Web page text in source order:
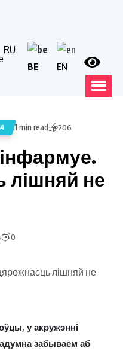
RU
BE EN
1 min read 206
лішняй не
0
у акружэнні
забываем аб